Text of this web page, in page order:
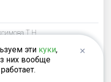
Т.Н.
₽
разработки по
1 класс
эти куки,
них вообще